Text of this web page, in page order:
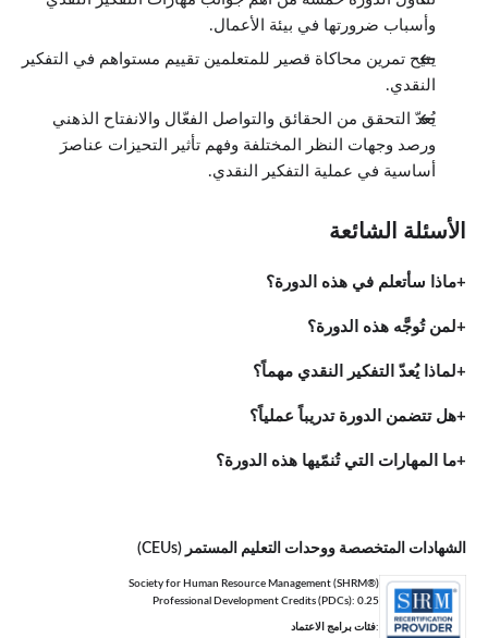
وأسباب ضرورتها في بيئة الأعمال.
يتيح تمرين محاكاة قصير للمتعلمين تقييم مستواهم في التفكير
النقدي.
يُعدّ التحقق من الحقائق والتواصل الفعّال والانفتاح الذهني
ورصد وجهات النظر المختلفة وفهم تأثير التحيزات عناصرَ
أساسية في عملية التفكير النقدي.
الأسئلة الشائعة
ماذا سأتعلم في هذه الدورة؟
لمن تُوجَّه هذه الدورة؟
لماذا يُعدّ التفكير النقدي مهماً؟
هل تتضمن الدورة تدريباً عملياً؟
ما المهارات التي تُنمّيها هذه الدورة؟
الشهادات المتخصصة ووحدات التعليم المستمر (CEUs)
Society for Human Resource Management (SHRM®)
Professional Development Credits (PDCs): 0.25
:فئات برامج الاعتماد